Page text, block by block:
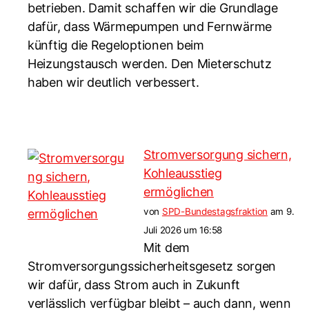
betrieben. Damit schaffen wir die Grundlage
dafür, dass Wärmepumpen und Fernwärme
künftig die Regeloptionen beim
Heizungstausch werden. Den Mieterschutz
haben wir deutlich verbessert.
Stromversorgung sichern,
Kohleausstieg
ermöglichen
von SPD-Bundestagsfraktion am 9.
Juli 2026 um 16:58
Mit dem
Stromversorgungssicherheitsgesetz sorgen
wir dafür, dass Strom auch in Zukunft
verlässlich verfügbar bleibt – auch dann, wenn